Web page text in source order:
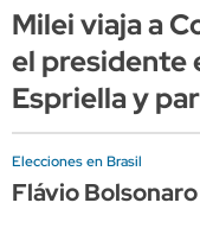
Milei viaja a
el presidente
Espriella y
Elecciones en Brasil
Flávio